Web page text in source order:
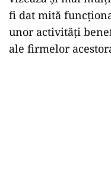
fi dat mită
unor activități
ale firmelor